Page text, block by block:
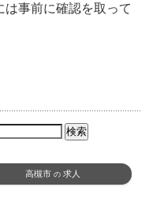
は事前に確認を取って
高槻市の 求人